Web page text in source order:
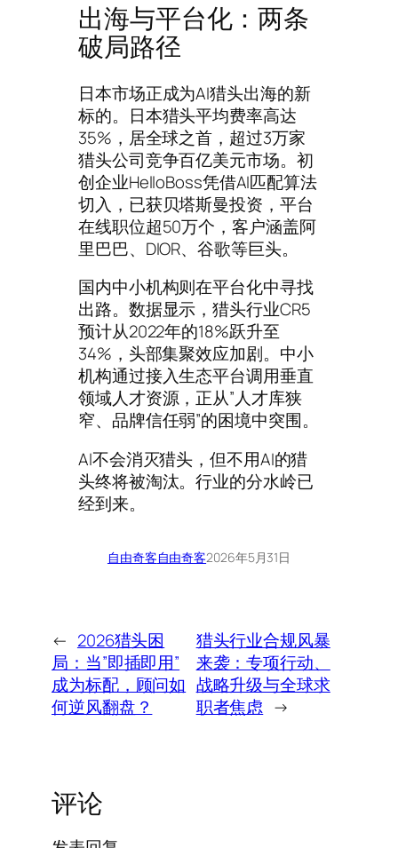
出海与平台化：两条
破局路径
日本市场正成为AI猎头出海的新
标的。日本猎头平均费率高达
35%，居全球之首，超过3万家
猎头公司竞争百亿美元市场。初
创企业HelloBoss凭借AI匹配算法
切入，已获贝塔斯曼投资，平台
在线职位超50万个，客户涵盖阿
里巴巴、DIOR、谷歌等巨头。
国内中小机构则在平台化中寻找
出路。数据显示，猎头行业CR5
预计从2022年的18%跃升至
34%，头部集聚效应加剧。中小
机构通过接入生态平台调用垂直
领域人才资源，正从”人才库狭
窄、品牌信任弱”的困境中突围。
AI不会消灭猎头，但不用AI的猎
头终将被淘汰。行业的分水岭已
经到来。
自由奇客自由奇客2026年5月31日
← 2026猎头困
局：当”即插即用”
成为标配，顾问如
何逆风翻盘？
猎头行业合规风暴
来袭：专项行动、
战略升级与全球求
职者焦虑 →
评论